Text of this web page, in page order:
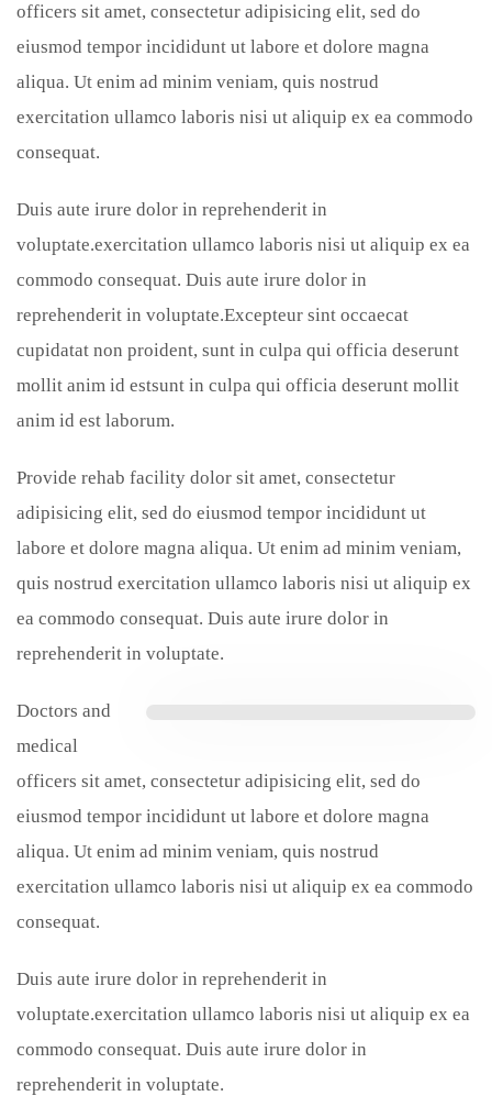
officers sit amet, consectetur adipisicing elit, sed do
eiusmod tempor incididunt ut labore et dolore magna
aliqua. Ut enim ad minim veniam, quis nostrud
exercitation ullamco laboris nisi ut aliquip ex ea commodo
consequat.
Duis aute irure dolor in reprehenderit in
voluptate.exercitation ullamco laboris nisi ut aliquip ex ea
commodo consequat. Duis aute irure dolor in
reprehenderit in voluptate.Excepteur sint occaecat
cupidatat non proident, sunt in culpa qui officia deserunt
mollit anim id estsunt in culpa qui officia deserunt mollit
anim id est laborum.
Provide rehab facility dolor sit amet, consectetur
adipisicing elit, sed do eiusmod tempor incididunt ut
labore et dolore magna aliqua. Ut enim ad minim veniam,
quis nostrud exercitation ullamco laboris nisi ut aliquip ex
ea commodo consequat. Duis aute irure dolor in
reprehenderit in voluptate.
Doctors and
medical
officers sit amet, consectetur adipisicing elit, sed do
eiusmod tempor incididunt ut labore et dolore magna
aliqua. Ut enim ad minim veniam, quis nostrud
exercitation ullamco laboris nisi ut aliquip ex ea commodo
consequat.
Duis aute irure dolor in reprehenderit in
voluptate.exercitation ullamco laboris nisi ut aliquip ex ea
commodo consequat. Duis aute irure dolor in
reprehenderit in voluptate.